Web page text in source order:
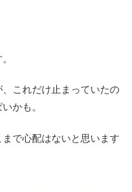
これだけ止まっていたの
かも。
で心配はないと思います